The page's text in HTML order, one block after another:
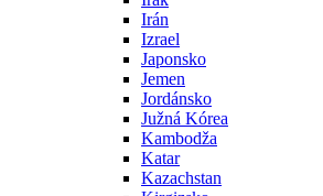
Irán
Izrael
Japonsko
Jemen
Jordánsko
Južná Kórea
Kambodža
Katar
Kazachstan